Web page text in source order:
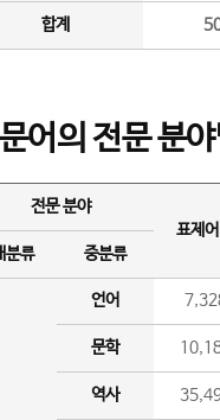
합계
어의 전문 분
전문 분야
표제
분류
중분류
언어
문학
역사